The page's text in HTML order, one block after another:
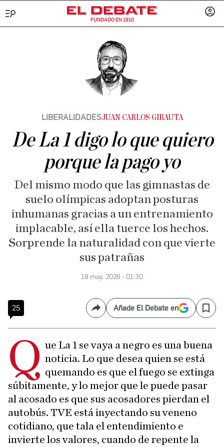
FUNDADO EN 1910
LIBERALIDADESJUAN CARLOS GIRAUTA
De La 1 digo lo que quiero
porque la pago yo
Del mismo modo que las gimnastas de
suelo olímpicas adoptan posturas
inhumanas gracias a un entrenamiento
implacable, así ella tuerce los hechos.
Sorprende la naturalidad con que vierte
sus patrañas
18 may. 2026 - 01:30
25 CompartirAñade El Debate en Save
Q ue La 1 se vaya a negro es una buena
noticia. Lo que desea quien se está
quemando es que el fuego se extinga
súbitamente, y lo mejor que le puede pasar
al acosado es que sus acosadores pierdan el
autobús. TVE está inyectando su veneno
cotidiano, que tala el entendimiento e
invierte los valores, cuando de repente la